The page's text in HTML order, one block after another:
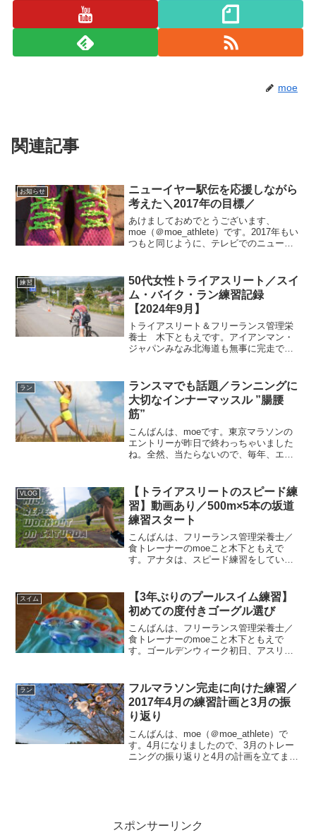
moe
関連記事
お知らせ
ニューイヤー駅伝を応援しながら
考えた＼2017年の目標／
あけましておめでとうございます、
moe（＠moe_athlete）です。2017年もい
つもと同じように、テレビでのニューイ
ューイヤー駅伝も箱根駅伝も見たことが
なかった私...
練習
50代女性トライアスリート／スイ
ム・バイク・ラン練習記録
【2024年9月】
トライアスリート＆フリーランス管理栄
養士 木下ともえです。アイアンマン・
ジャパンみなみ北海道も無事に完走で
アップしていきます。ともえ練習距離の
なかにアイアンマン・ジャパ...
ラン
ランスマでも話題／ランニングに
大切なインナーマッスル ”腸腰
筋”
こんばんは、moeです。東京マラソンの
エントリーが昨日で終わっちゃいました
ね。全然、当たらないので、毎年、エン
か？さて、今日は8月27日放送のNHKラン
×スマで腸腰筋（...
VLOG
【トライアスリートのスピード練
習】動画あり／500m×5本の坂道
練習スタート
こんばんは、フリーランス管理栄養士／
食トレーナーのmoeこと木下ともえで
す。アナタは、スピード練習をしていま
moeの週1スピード練習である坂道練習を
はじめた理由、目...
スイム
【3年ぶりのプールスイム練習】
初めての度付きゴーグル選び
こんばんは、フリーランス管理栄養士／
食トレーナーのmoeこと木下ともえで
す。ゴールデンウィーク初日、アスリー
ラーをして、いつものようにトレーニン
グから始めました（って...
ラン
フルマラソン完走に向けた練習／
2017年4月の練習計画と3月の振
り返り
こんばんは、moe（＠moe_athlete）で
す。4月になりましたので、3月のトレー
ニングの振り返りと4月の計画を立てまし
スポンサーリンク